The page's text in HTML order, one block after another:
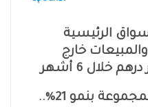
الرئيسية
خارج
23.9 مليار درهم إيرادات للمجموعة بنمو 21%..